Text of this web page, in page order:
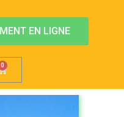
EN LIGNE